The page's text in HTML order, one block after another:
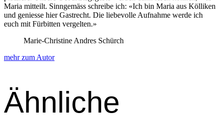
Maria mit­teilt. Sin­ngemäss schreibe ich: «Ich bin Maria aus Köl­liken
und geniesse hier Gas­trecht. Die liebevolle Auf­nahme werde ich
euch mit Für­bit­ten vergel­ten.»
Marie-Christine Andres Schürch
mehr zum Autor
Ähnliche